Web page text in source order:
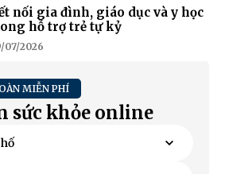
nối gia đình, giáo dục và y học
hỗ trợ trẻ tự kỷ
07/2026
MIỄN PHÍ
sức khỏe online